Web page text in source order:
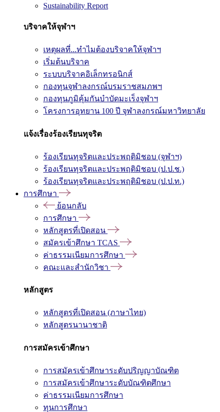
Sustainability Report
บริจาคให้จุฬาฯ
เหตุผลที่...ทำไมต้องบริจาคให้จุฬาฯ
เริ่มต้นบริจาค
ระบบบริจาคอิเล็กทรอนิกส์
กองทุนจุฬาลงกรณ์บรมราชสมภพฯ
กองทุนภูมิคุ้มกันบำบัดมะเร็งจุฬาฯ
โครงการอุทยาน 100 ปี จุฬาลงกรณ์มหาวิทยาลัย
แจ้งเรื่องร้องเรียนทุจริต
ร้องเรียนทุจริตและประพฤติมิชอบ (จุฬาฯ)
ร้องเรียนทุจริตและประพฤติมิชอบ (ป.ป.ช.)
ร้องเรียนทุจริตและประพฤติมิชอบ (ป.ป.ท.)
การศึกษา
ย้อนกลับ
การศึกษา
หลักสูตรที่เปิดสอน
สมัครเข้าศึกษา TCAS
ค่าธรรมเนียมการศึกษา
คณะและสำนักวิชา
หลักสูตร
หลักสูตรที่เปิดสอน (ภาษาไทย)
หลักสูตรนานาชาติ
การสมัครเข้าศึกษา
การสมัครเข้าศึกษาระดับปริญญาบัณฑิต
การสมัครเข้าศึกษาระดับบัณฑิตศึกษา
ค่าธรรมเนียมการศึกษา
ทุนการศึกษา